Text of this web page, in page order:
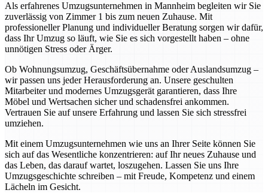
Als erfahrenes Umzugsunternehmen in Mannheim begleiten wir Sie
zuverlässig von Zimmer 1 bis zum neuen Zuhause. Mit
professioneller Planung und individueller Beratung sorgen wir dafür,
dass Ihr Umzug so läuft, wie Sie es sich vorgestellt haben – ohne
unnötigen Stress oder Ärger.
Ob Wohnungsumzug, Geschäftsübernahme oder Auslandsumzug –
wir passen uns jeder Herausforderung an. Unsere geschulten
Mitarbeiter und modernes Umzugsgerät garantieren, dass Ihre
Möbel und Wertsachen sicher und schadensfrei ankommen.
Vertrauen Sie auf unsere Erfahrung und lassen Sie sich stressfrei
umziehen.
Mit einem Umzugsunternehmen wie uns an Ihrer Seite können Sie
sich auf das Wesentliche konzentrieren: auf Ihr neues Zuhause und
das Leben, das darauf wartet, loszugehen. Lassen Sie uns Ihre
Umzugsgeschichte schreiben – mit Freude, Kompetenz und einem
Lächeln im Gesicht.